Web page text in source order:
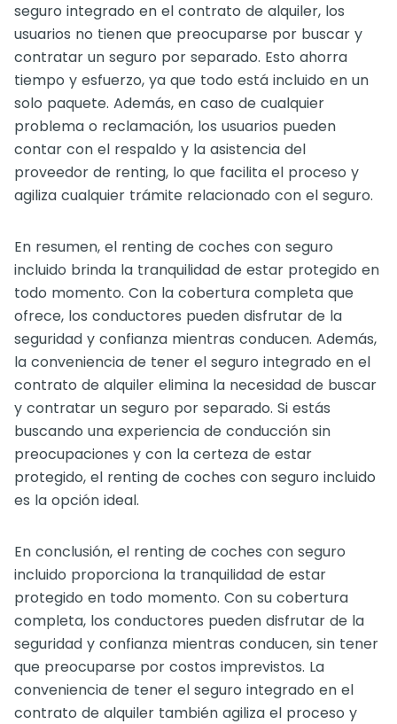
seguro integrado en el contrato de alquiler, los
usuarios no tienen que preocuparse por buscar y
contratar un seguro por separado. Esto ahorra
tiempo y esfuerzo, ya que todo está incluido en un
solo paquete. Además, en caso de cualquier
problema o reclamación, los usuarios pueden
contar con el respaldo y la asistencia del
proveedor de renting, lo que facilita el proceso y
agiliza cualquier trámite relacionado con el seguro.
En resumen, el renting de coches con seguro
incluido brinda la tranquilidad de estar protegido en
todo momento. Con la cobertura completa que
ofrece, los conductores pueden disfrutar de la
seguridad y confianza mientras conducen. Además,
la conveniencia de tener el seguro integrado en el
contrato de alquiler elimina la necesidad de buscar
y contratar un seguro por separado. Si estás
buscando una experiencia de conducción sin
preocupaciones y con la certeza de estar
protegido, el renting de coches con seguro incluido
es la opción ideal.
En conclusión, el renting de coches con seguro
incluido proporciona la tranquilidad de estar
protegido en todo momento. Con su cobertura
completa, los conductores pueden disfrutar de la
seguridad y confianza mientras conducen, sin tener
que preocuparse por costos imprevistos. La
conveniencia de tener el seguro integrado en el
contrato de alquiler también agiliza el proceso y